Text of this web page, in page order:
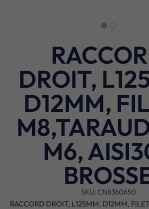
DROIT,
D12MM,
M6,
SKU: CN8360650
RACCORD DROIT, L125MM, D12MM,